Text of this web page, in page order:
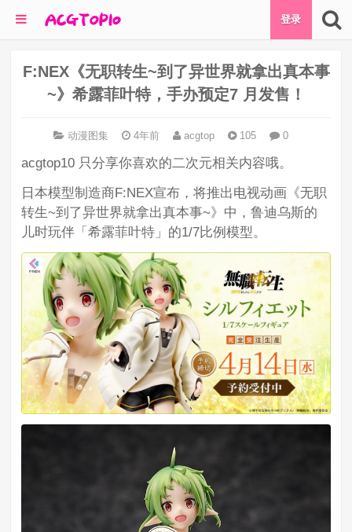
登录
F:NEX《无职转生~到了异世界就拿出真本事
~》希露菲叶特，手办预定7 月发售！
动漫图集 4年前 acgtop 105 0
acgtop10 只分享你喜欢的二次元相关内容哦。
日本模型制造商F:NEX宣布，将推出电视动画《无职
转生~到了异世界就拿出真本事~》中，鲁迪乌斯的
儿时玩伴「希露菲叶特」的1/7比例模型。